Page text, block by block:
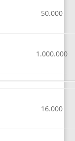
50.000
1.000.000
16.000